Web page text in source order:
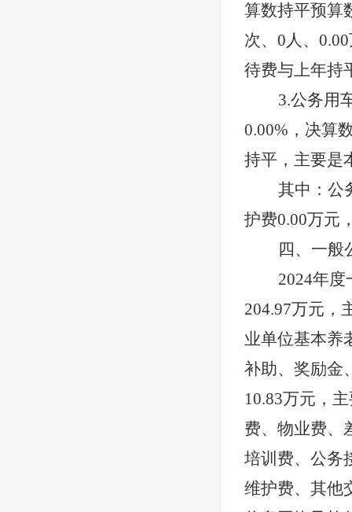
算数持平预算
次、 0人、 0.00
待费与上年持
3.公务用
0.00%，决算
持平，主要是
其中：公
护费0.00万元
四、一般
2024年度
204.97万元，
业单位基本养
补助、奖励金
10.83万元，
费、物业费、
培训费、公务
维护费、其他